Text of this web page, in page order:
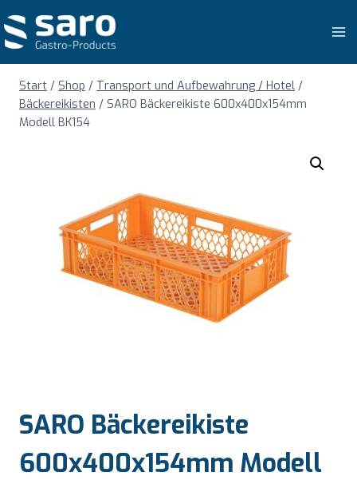
Inhalt
springen
Start / Shop / Transport und Aufbewahrung / Hotel /
Bäckereikisten / SARO Bäckereikiste 600x400x154mm
Modell BK154
SARO Bäckereikiste
600x400x154mm Modell